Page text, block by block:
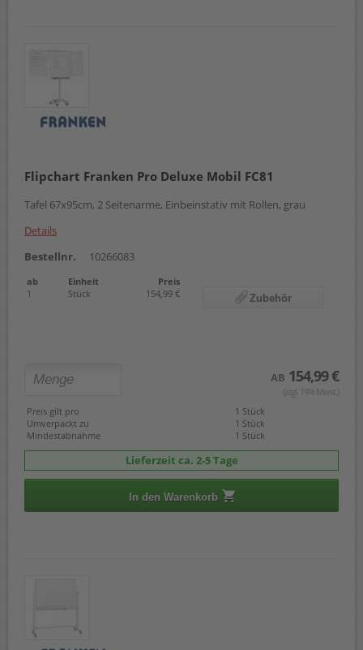
Flipchart Franken Pro Deluxe Mobil FC81
Tafel 67x95cm, 2 Seitenarme, Einbeinstativ mit Rollen, grau
Details
Bestellnr.
10266083
ab Einheit
Preis
1
Stück 154,99 € Zubehör
AB 154,99 €
(zzgl. 19% Mwst.)
Preis gilt pro
1 Stück
Umverpackt zu
1 Stück
Mindestabnahme
1 Stück
Lieferzeit ca. 2-5 Tage
In den Warenkorb